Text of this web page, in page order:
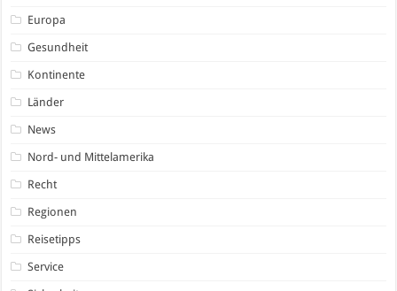
Europa
Gesundheit
Kontinente
Länder
News
Nord- und Mittelamerika
Recht
Regionen
Reisetipps
Service